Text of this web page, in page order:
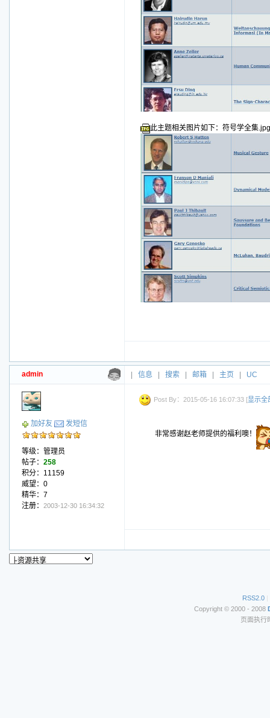
此主题相关图片如下：符号学全集.jpg
admin 信息 搜索 邮箱 主页 UC
加好友 发短信
等级：管理员
帖子： 258
积分：11159
威望：0
精华：7
注册： 2003-12-30 16:34:32
Post By：2015-05-16 16:07:33 [显示全
非常感谢赵老师提供的福利噢！
RSS2.0 |
Copyright © 2000 - 2008
页面执行